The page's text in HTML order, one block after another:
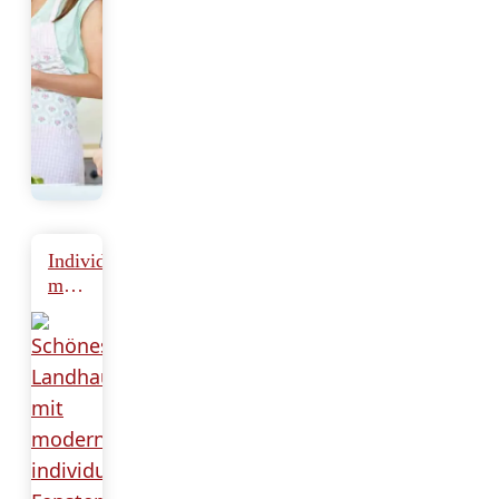
Individuelle
maßgeschneiderte